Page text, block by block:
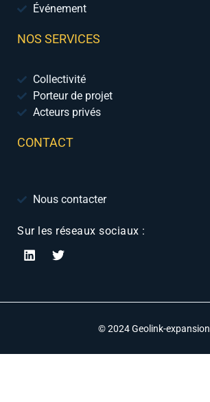
Événement
NOS SERVICES
Collectivité
Porteur de projet
Acteurs privés
CONTACT
Nous contacter
Sur les réseaux sociaux :
© 2024 Geolink-expansion